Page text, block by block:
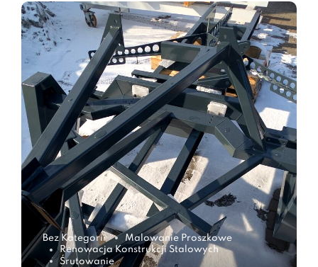
Bez Kategorii
Malowanie Proszkowe
Renowacja Konstrukcji Stalowych
Śrutowanie